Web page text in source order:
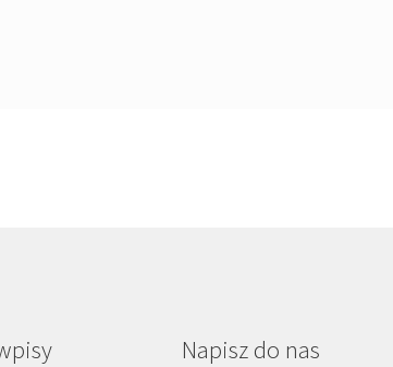
Napisz do nas